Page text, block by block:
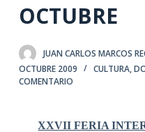
o
e
n
OCTUBRE
JUAN CARLOS MARCOS
OCTUBRE 2009
CULTURA,
COMENTARIO
XXVII FERIA